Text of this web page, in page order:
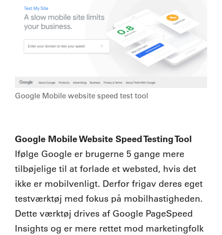
Google Mobile website speed test tool
Google Mobile Website Speed Testing Tool
Ifølge Google er brugerne 5 gange mere
tilbøjelige til at forlade et websted, hvis det
ikke er mobilvenligt. Derfor frigav deres eget
testværktøj med fokus på mobilhastigheden.
Dette værktøj drives af Google PageSpeed
Insights og er mere rettet mod marketingfolk